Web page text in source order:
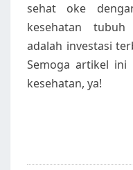
sehat oke
kesehatan
adalah investasi
Semoga artikel ini
kesehatan, ya!